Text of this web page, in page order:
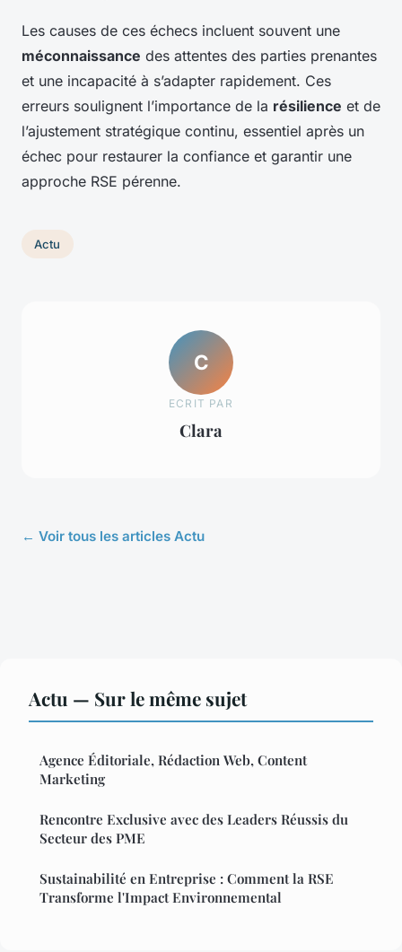
Les causes de ces échecs incluent souvent une
méconnaissance des attentes des parties prenantes
et une incapacité à s’adapter rapidement. Ces
erreurs soulignent l’importance de la résilience et de
l’ajustement stratégique continu, essentiel après un
échec pour restaurer la confiance et garantir une
approche RSE pérenne.
Actu
C
ECRIT PAR
Clara
← Voir tous les articles Actu
Actu — Sur le même sujet
Agence Éditoriale, Rédaction Web, Content
Marketing
Rencontre Exclusive avec des Leaders Réussis du
Secteur des PME
Sustainabilité en Entreprise : Comment la RSE
Transforme l'Impact Environnemental